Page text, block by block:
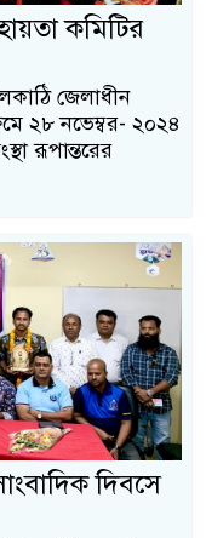
কমিটির
জেলাধীন
২৮ নভেম্বর- ২০২৪
রূপান্তরের
দিবসে